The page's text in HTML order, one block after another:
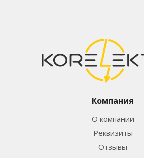
Компания
О компании
Реквизиты
Отзывы